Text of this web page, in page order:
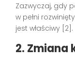
Zazwyczaj, gdy
w pełni
jest właściwy [2].
2. Zmiana